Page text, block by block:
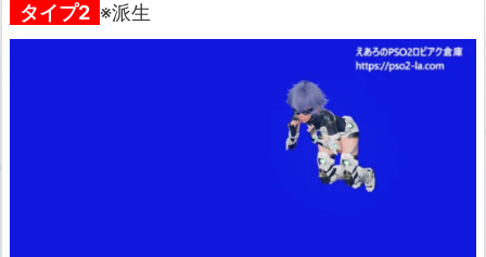
タイプ2 ※派生